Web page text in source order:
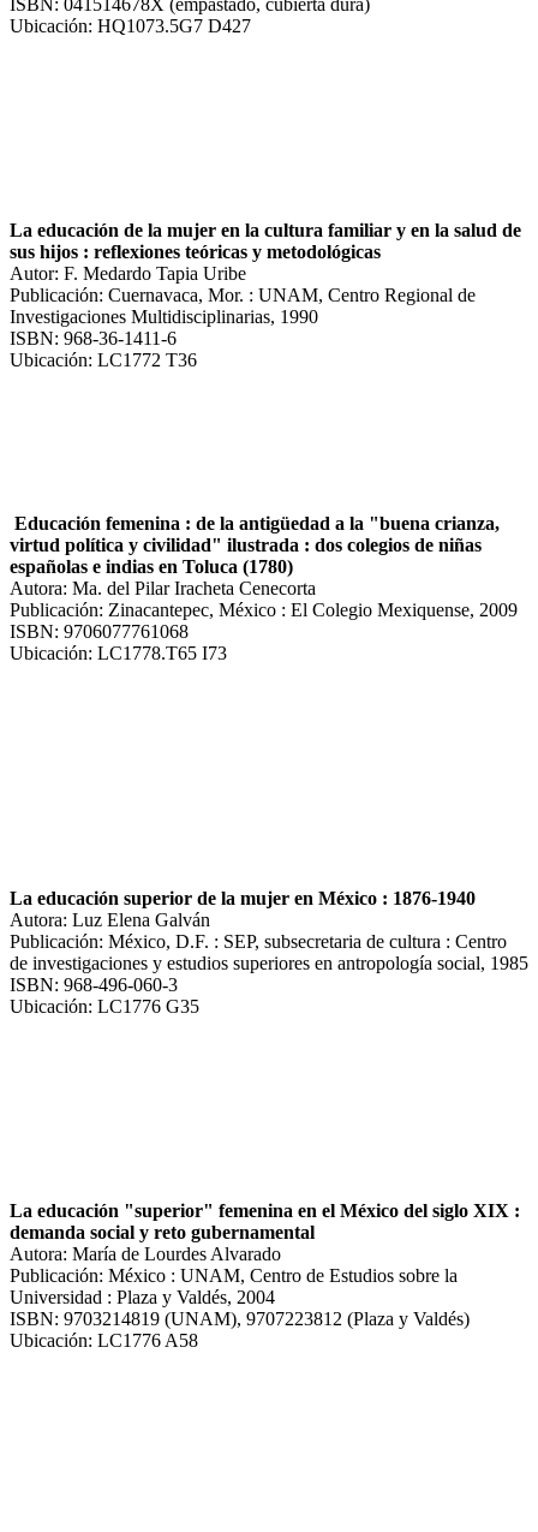
Ubicación: HQ1073.5G7 D427
La educación de la mujer en la cultura familiar y en la salud de
sus hijos : reflexiones teóricas y metodológicas
Autor: F. Medardo Tapia Uribe
Publicación: Cuernavaca, Mor. : UNAM, Centro Regional de
Investigaciones Multidisciplinarias, 1990
ISBN: 968-36-1411-6
Ubicación: LC1772 T36
Educación femenina : de la antigüedad a la "buena crianza,
virtud política y civilidad" ilustrada : dos colegios de niñas
españolas e indias en Toluca (1780)
Autora: Ma. del Pilar Iracheta Cenecorta
Publicación: Zinacantepec, México : El Colegio Mexiquense, 2009
ISBN: 9706077761068
Ubicación: LC1778.T65 I73
La educación superior de la mujer en México : 1876-1940
Autora: Luz Elena Galván
Publicación: México, D.F. : SEP, subsecretaria de cultura : Centro
de investigaciones y estudios superiores en antropología social, 1985
ISBN: 968-496-060-3
Ubicación: LC1776 G35
La educación "superior" femenina en el México del siglo XIX :
demanda social y reto gubernamental
Autora: María de Lourdes Alvarado
Publicación: México : UNAM, Centro de Estudios sobre la
Universidad : Plaza y Valdés, 2004
ISBN: 9703214819 (UNAM), 9707223812 (Plaza y Valdés)
Ubicación: LC1776 A58